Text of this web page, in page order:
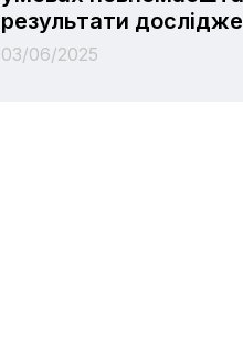
результати
03/06/2025